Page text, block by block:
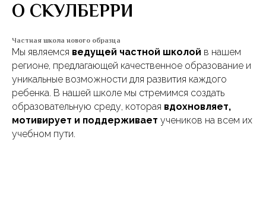
О СКУЛБЕРРИ
Частная школа нового образца
Мы являемся ведущей частной школой в нашем
регионе, предлагающей качественное образование и
уникальные возможности для развития каждого
ребенка. В нашей школе мы стремимся создать
образовательную среду, которая вдохновляет,
мотивирует и поддерживает учеников на всем их
учебном пути.